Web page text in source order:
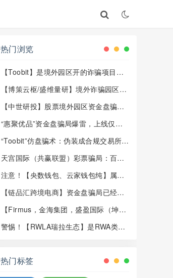
热门浏览
【Toobit】是境外园区开的诈骗项目，
【博策云枢/盛维量研】境外诈骗园区开
【中世研投】股票境外园区资金盘骗
章，高度预警，崩盘在即！
“惠聚优品”资金盘骗局爆雷，上线仅半
“Toobit”仿盘骗术：伪装成合规交易所，
骗局！
天宫国际（共赢联盟）彩票骗局：百景
型的杀猪盘，远离！
注意！【央数钱包、云家钱包纯】属民
【链品汇跨境电商】资金盘骗局已经崩
【Firmus，金海集团，盛盈国际（坤宇
局，赶紧远离！
警惕！【RWLA瑞拉生态】是RWA类资
热门标签